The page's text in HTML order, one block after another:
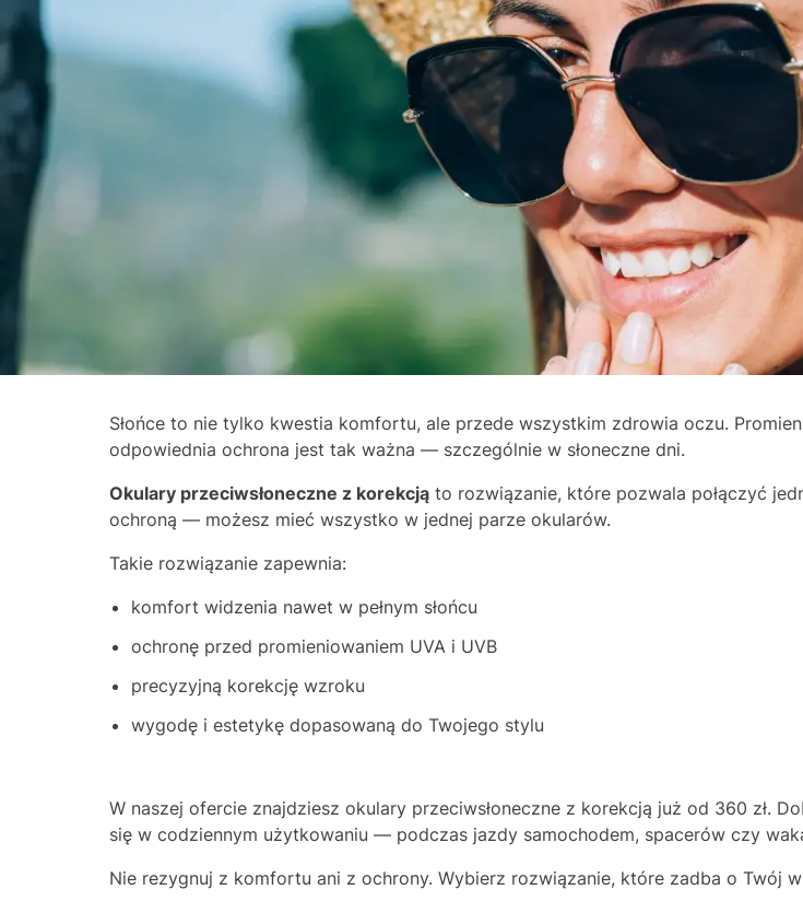
Słońce to nie tylko kwestia komfortu, ale przede wszystkim zdrowia oczu.
odpowiednia ochrona jest tak ważna — szczególnie w słoneczne dni.
Okulary przeciwsłoneczne z korekcją to rozwiązanie, które pozwala połączyć
ochroną — możesz mieć wszystko w jednej parze okularów.
Takie rozwiązanie zapewnia:
komfort widzenia nawet w pełnym słońcu
ochronę przed promieniowaniem UVA i UVB
precyzyjną korekcję wzroku
wygodę i estetykę dopasowaną do Twojego stylu
W naszej ofercie znajdziesz okulary przeciwsłoneczne z korekcją już od 360 zł.
się w codziennym użytkowaniu — podczas jazdy samochodem, spacerów czy
Nie rezygnuj z komfortu ani z ochrony. Wybierz rozwiązanie, które zadba o Twój